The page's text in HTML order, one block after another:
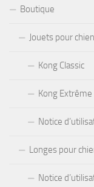
Boutique
Jouets pour
Kong Classic
Kong Extrême
Notice
Longes pour
Notice